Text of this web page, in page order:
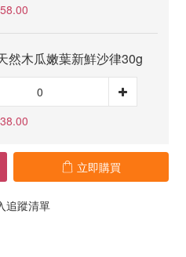
然木瓜嫩葉新鮮沙律30g
立即購買
追蹤清單